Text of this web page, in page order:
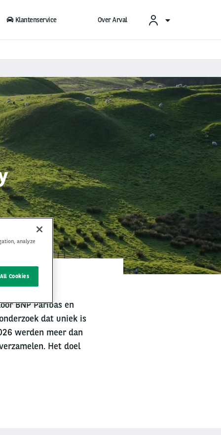
Klantenservice Over Arval
BNP Paribas en
dat uniek is
werden meer dan
Het doel
analyze
Cookies